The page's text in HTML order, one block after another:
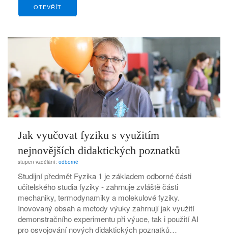
OTEVŘÍT
Jak vyučovat fyziku s využitím
nejnovějších didaktických poznatků
stupeň vzdělání: odborné
Studijní předmět Fyzika 1 je základem odborné části
učitelského studia fyziky - zahrnuje zvláště části
mechaniky, termodynamiky a molekulové fyziky.
Inovovaný obsah a metody výuky zahrnují jak využití
demonstračního experimentu při výuce, tak i použití AI
pro osvojování nových didaktických poznatků…